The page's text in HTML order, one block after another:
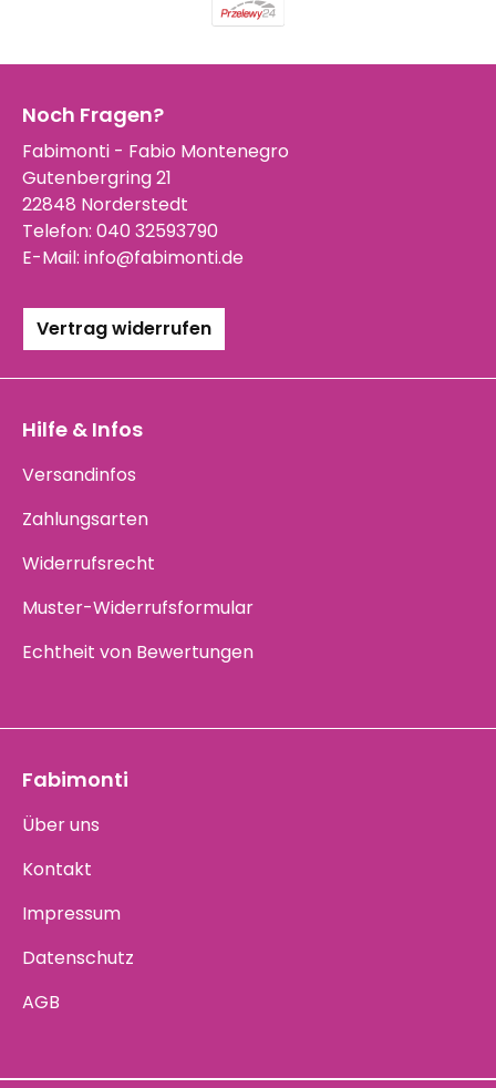
Noch Fragen?
Fabimonti - Fabio Montenegro
Gutenbergring 21
22848 Norderstedt
Telefon: 040 32593790
E-Mail: info@fabimonti.de
Vertrag widerrufen
Hilfe & Infos
Versandinfos
Zahlungsarten
Widerrufsrecht
Muster-Widerrufsformular
Echtheit von Bewertungen
Fabimonti
Über uns
Kontakt
Impressum
Datenschutz
AGB